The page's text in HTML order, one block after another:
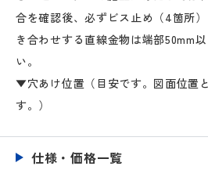
合を確認後、必ずビス止め（4箇所
き合わせする直線金物は端部50mm
い。
▼穴あけ位置（目安です。図面位置
す。）
仕様・価格一覧